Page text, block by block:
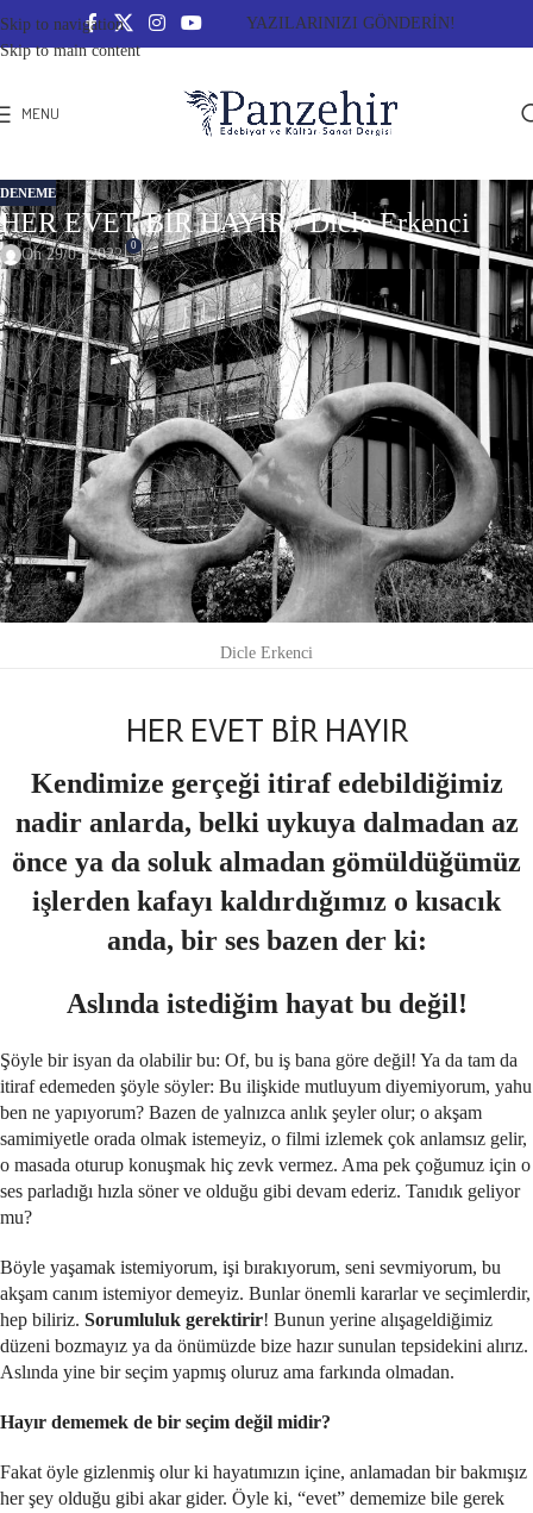
Skip to navigation
Skip to main content
YAZILARINIZI GÖNDERİN!
MENU
DENEME
HER EVET BİR HAYIR / Dicle Erkenci
On 29/03/2022 0
Dicle Erkenci
HER EVET BİR HAYIR
Kendimize gerçeği itiraf edebildiğimiz
nadir anlarda, belki uykuya dalmadan az
önce ya da soluk almadan gömüldüğümüz
işlerden kafayı kaldırdığımız o kısacık
anda, bir ses bazen der ki:
Aslında istediğim hayat bu değil!
Şöyle bir isyan da olabilir bu: Of, bu iş bana göre değil! Ya da tam da
itiraf edemeden şöyle söyler: Bu ilişkide mutluyum diyemiyorum, yahu
ben ne yapıyorum? Bazen de yalnızca anlık şeyler olur; o akşam
samimiyetle orada olmak istemeyiz, o filmi izlemek çok anlamsız gelir,
o masada oturup konuşmak hiç zevk vermez. Ama pek çoğumuz için o
ses parladığı hızla söner ve olduğu gibi devam ederiz. Tanıdık geliyor
mu?
Böyle yaşamak istemiyorum, işi bırakıyorum, seni sevmiyorum, bu
akşam canım istemiyor demeyiz. Bunlar önemli kararlar ve seçimlerdir,
hep biliriz. Sorumluluk gerektirir! Bunun yerine alışageldiğimiz
düzeni bozmayız ya da önümüzde bize hazır sunulan tepsidekini alırız.
Aslında yine bir seçim yapmış oluruz ama farkında olmadan.
Hayır dememek de bir seçim değil midir?
Fakat öyle gizlenmiş olur ki hayatımızın içine, anlamadan bir bakmışız
her şey olduğu gibi akar gider. Öyle ki, “evet” dememize bile gerek